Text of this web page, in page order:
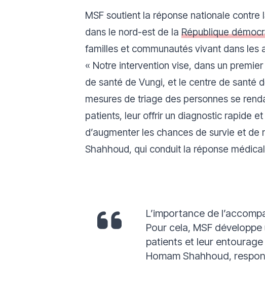
MSF soutient la réponse nationale
dans le nord-est de la République
familles et communautés vivant dans les
« Notre intervention vise, dans un
de santé de Vungi, et le centre de santé
mesures de triage des personnes se
patients, leur offrir un diagnostic rapide
d’augmenter les chances de survie et
Shahhoud, qui conduit la réponse
L’importance de
Pour cela, MSF
patients et leur entourage
Homam Shahhoud,